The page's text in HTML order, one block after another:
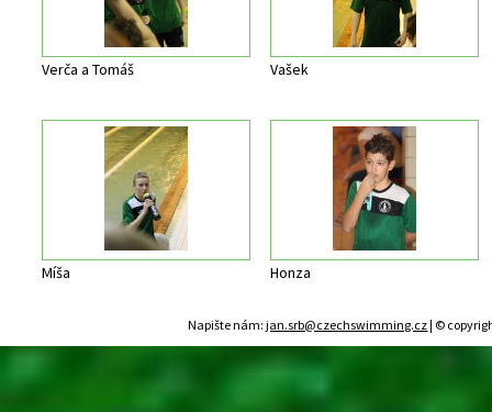
Verča a Tomáš Vašek
Míša Honza
Napište nám:jan.srb@czechswimming.cz| ©